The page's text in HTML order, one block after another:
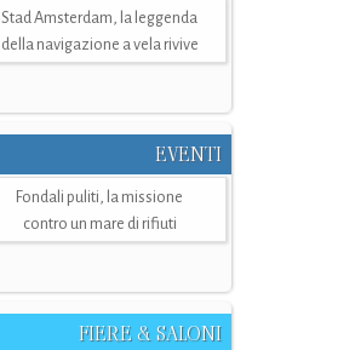
Stad Amsterdam, la leggenda
della navigazione a vela rivive
EVENTI
Fondali puliti, la missione
contro un mare di rifiuti
FIERE & SALONI